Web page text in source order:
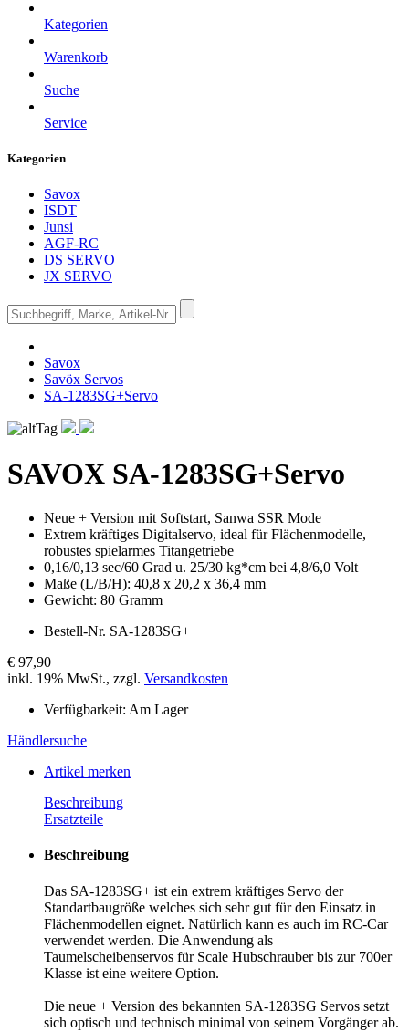
Kategorien
Warenkorb
Suche
Service
Kategorien
Savox
ISDT
Junsi
AGF-RC
DS SERVO
JX SERVO
Savox
Savöx Servos
SA-1283SG+Servo
SAVOX SA-1283SG+Servo
Neue + Version mit Softstart, Sanwa SSR Mode
Extrem kräftiges Digitalservo, ideal für Flächenmodelle,
robustes spielarmes Titangetriebe
0,16/0,13 sec/60 Grad u. 25/30 kg*cm bei 4,8/6,0 Volt
Maße (L/B/H): 40,8 x 20,2 x 36,4 mm
Gewicht: 80 Gramm
Bestell-Nr. SA-1283SG+
€ 97,90
inkl. 19% MwSt., zzgl. Versandkosten
Verfügbarkeit: Am Lager
Händlersuche
Artikel merken
Beschreibung
Ersatzteile
Beschreibung
Das SA-1283SG+ ist ein extrem kräftiges Servo der
Standartbaugröße welches sich sehr gut für den Einsatz in
Flächenmodellen eignet. Natürlich kann es auch im RC-Car
verwendet werden. Die Anwendung als
Taumelscheibenservos für Scale Hubschrauber bis zur 700er
Klasse ist eine weitere Option.
Die neue + Version des bekannten SA-1283SG Servos setzt
sich optisch und technisch minimal von seinem Vorgänger ab.